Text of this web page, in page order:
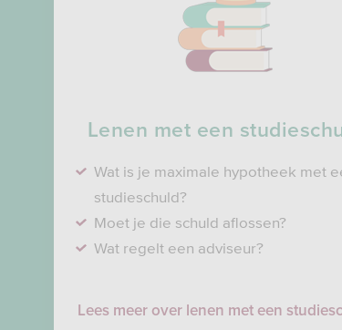
Lenen met een
Wat is je maximale hypotheek met
studieschuld?
Moet je die schuld aflossen?
Wat regelt een adviseur?
Lees meer over lenen met een